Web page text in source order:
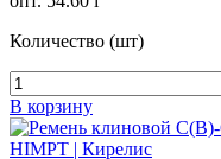
Количество (шт)
В корзину